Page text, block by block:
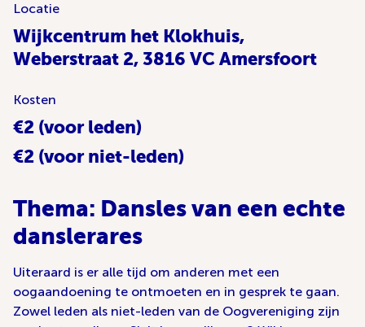
Locatie
Wijkcentrum het Klokhuis,
Weberstraat 2, 3816 VC Amersfoort
Kosten
€2 (voor leden)
€2 (voor niet-leden)
Thema: Dansles van een echte
danslerares
Uiteraard is er alle tijd om anderen met een
oogaandoening te ontmoeten en in gesprek te gaan.
Zowel leden als niet-leden van de Oogvereniging zijn